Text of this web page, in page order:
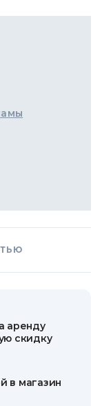
аренду
скидку
в ​​магазин